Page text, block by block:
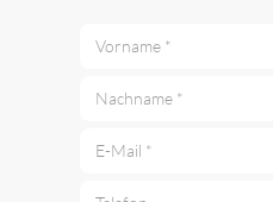
Vorname *
Nachname *
E-Mail *